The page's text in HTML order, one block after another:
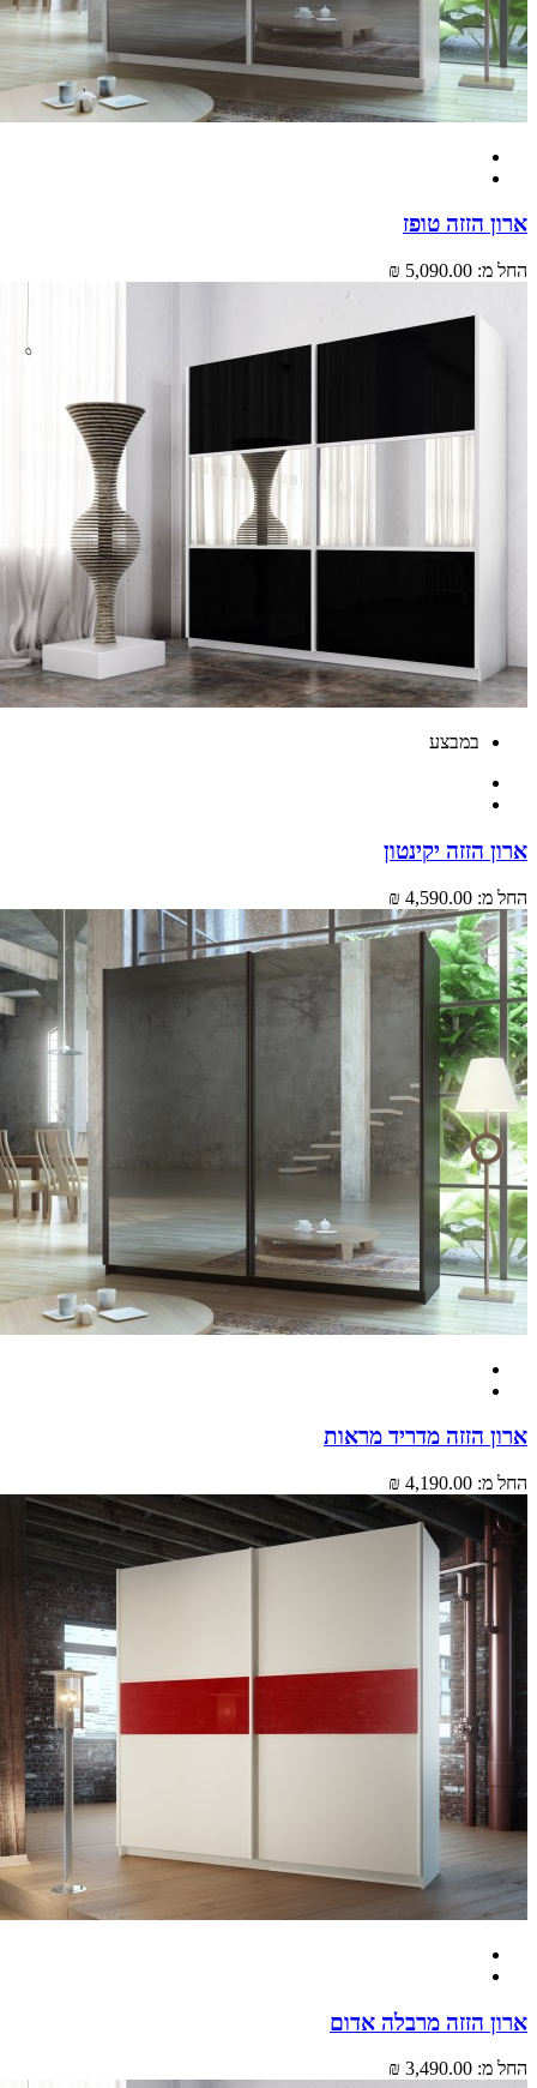
הזזה טופז
מ: 5,090.00 ₪
במבצע
הזזה יקינטון
מ: 4,590.00 ₪
הזזה מדריד מראות
מ: 4,190.00 ₪
הזזה מרבלה אדום
מ: 3,490.00 ₪